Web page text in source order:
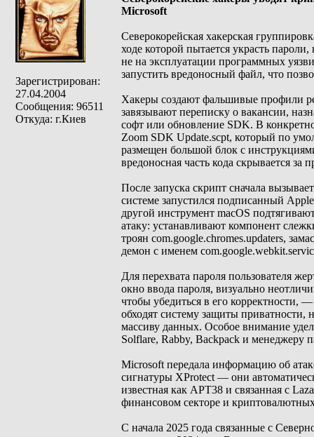
Зарегистрирован:
27.04.2004
Сообщения: 96511
Откуда: г.Киев
Microsoft
Северокорейская хакерская
ходе которой пытается украсть
не на эксплуатации программных
запустить вредоносный файл, что
Хакеры создают фальшивые профили
завязывают переписку о вакансии,
софт или обновление SDK. В
Zoom SDK Update.scpt, который по
размещен большой блок с
вредоносная часть кода скрывается за
После запуска скрипт сначала
системе запустился подписанный
другой инструмент macOS
атаку: устанавливают компонент
троян com.google.chromes.updaters,
демон с именем
Для перехвата пароля пользователя
окно ввода пароля, визуально
чтобы убедиться в его корректности,
обходят систему защиты
массиву данных. Особое внимание
Solflare, Rabby, Backpack и менеджеру
Microsoft передала информацию об
сигнатуры XProtect — они
известная как APT38 и связанная с
финансовом секторе и
C начала 2025 года связанные с